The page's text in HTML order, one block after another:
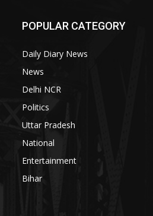
POPULAR CATEGORY
Daily Diary News
News
Delhi NCR
Politics
Uttar Pradesh
National
Entertainment
Bihar